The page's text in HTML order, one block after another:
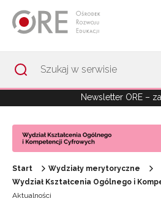
Newsletter ORE –
Start
Wydziały merytoryczne
Wydział Kształcenia Ogólnego i
Aktualności